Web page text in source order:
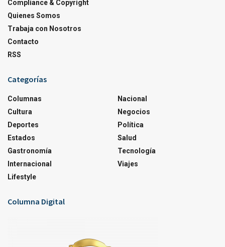
Compliance & Copyright
Quienes Somos
Trabaja con Nosotros
Contacto
RSS
Categorías
Columnas
Cultura
Deportes
Estados
Gastronomía
Internacional
Lifestyle
Nacional
Negocios
Política
Salud
Tecnología
Viajes
Columna Digital